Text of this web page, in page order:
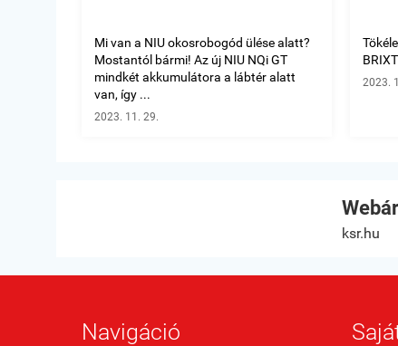
Mi van a NIU okosrobogód ülése alatt?
Mostantól bármi! Az új NIU NQi GT
mindkét akkumulátora a lábtér alatt
van, így ...
2023. 11. 29.
2023.
ksr.hu
Navigáció